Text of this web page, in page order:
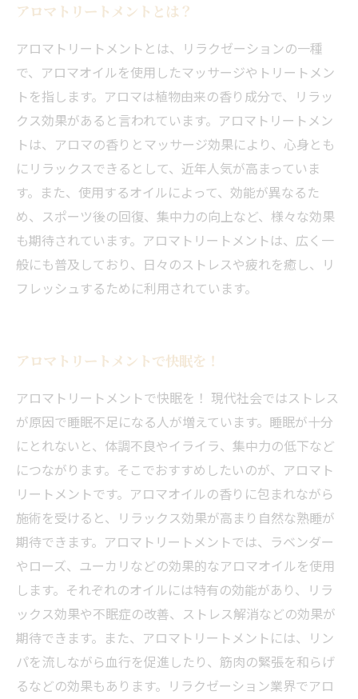
アロマトリートメントとは？
アロマトリートメントとは、リラクゼーションの一種
で、アロマオイルを使用したマッサージやトリートメン
トを指します。アロマは植物由来の香り成分で、リラッ
クス効果があると言われています。アロマトリートメン
トは、アロマの香りとマッサージ効果により、心身とも
にリラックスできるとして、近年人気が高まっていま
す。また、使用するオイルによって、効能が異なるた
め、スポーツ後の回復、集中力の向上など、様々な効果
も期待されています。アロマトリートメントは、広く一
般にも普及しており、日々のストレスや疲れを癒し、リ
フレッシュするために利用されています。
アロマトリートメントで快眠を！
アロマトリートメントで快眠を！ 現代社会ではストレス
が原因で睡眠不足になる人が増えています。睡眠が十分
にとれないと、体調不良やイライラ、集中力の低下など
につながります。そこでおすすめしたいのが、アロマト
リートメントです。アロマオイルの香りに包まれながら
施術を受けると、リラックス効果が高まり自然な熟睡が
期待できます。アロマトリートメントでは、ラベンダー
やローズ、ユーカリなどの効果的なアロマオイルを使用
します。それぞれのオイルには特有の効能があり、リラ
ックス効果や不眠症の改善、ストレス解消などの効果が
期待できます。また、アロマトリートメントには、リン
パを流しながら血行を促進したり、筋肉の緊張を和らげ
るなどの効果もあります。リラクゼーション業界でアロ